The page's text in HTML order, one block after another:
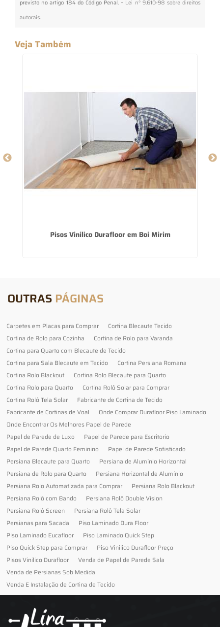
previsto no artigo 184 do Código Penal. – Lei n° 9.610-98 sobre direitos
autorais.
Veja Também
Pisos Vinilico Durafloor em Boi Mirim
OUTRAS PÁGINAS
Carpetes em Placas para Comprar
Cortina Blecaute Tecido
Cortina de Rolo para Cozinha
Cortina de Rolo para Varanda
Cortina para Quarto com Blecaute de Tecido
Cortina para Sala Blecaute em Tecido
Cortina Persiana Romana
Cortina Rolo Blackout
Cortina Rolo Blecaute para Quarto
Cortina Rolo para Quarto
Cortina Rolô Solar para Comprar
Cortina Rolô Tela Solar
Fabricante de Cortina de Tecido
Fabricante de Cortinas de Voal
Onde Comprar Durafloor Piso Laminado
Onde Encontrar Os Melhores Papel de Parede
Papel de Parede de Luxo
Papel de Parede para Escritorio
Papel de Parede Quarto Feminino
Papel de Parede Sofisticado
Persiana Blecaute para Quarto
Persiana de Alumínio Horizontal
Persiana de Rolo para Quarto
Persiana Horizontal de Alumínio
Persiana Rolo Automatizada para Comprar
Persiana Rolo Blackout
Persiana Rolô com Bando
Persiana Rolô Double Vision
Persiana Rolô Screen
Persiana Rolô Tela Solar
Persianas para Sacada
Piso Laminado Dura Floor
Piso Laminado Eucafloor
Piso Laminado Quick Step
Piso Quick Step para Comprar
Piso Vinilico Durafloor Preço
Pisos Vinilico Durafloor
Venda de Papel de Parede Sala
Venda de Persianas Sob Medida
Venda E Instalação de Cortina de Tecido